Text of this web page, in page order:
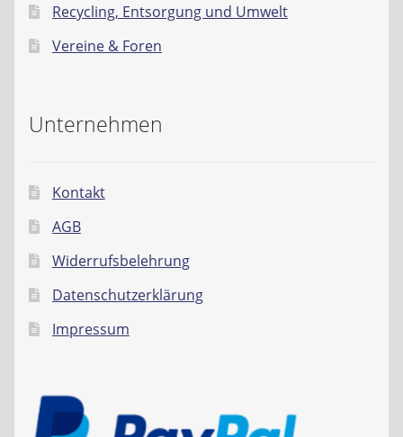
Recycling, Entsorgung und Umwelt
Vereine & Foren
Unternehmen
Kontakt
AGB
Widerrufsbelehrung
Datenschutzerklärung
Impressum